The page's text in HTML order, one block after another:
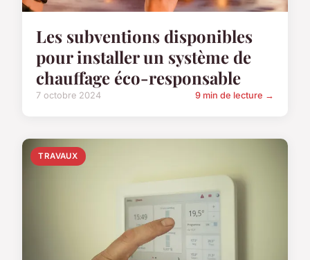
Les subventions disponibles
pour installer un système de
chauffage éco-responsable
7 octobre 2024 9 min de lecture →
TRAVAUX